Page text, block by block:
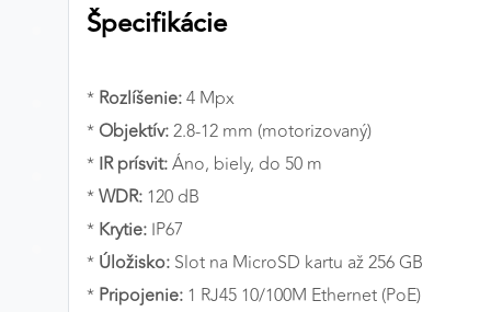
Špecifikácie
* Rozlíšenie:4 Mpx
*Objektív:2.8-12 mm (motorizovaný)
* IR prísvit:Áno, biely, do 50 m
*WDR: 120 dB
* Krytie: IP67
* Úložisko: Slot na MicroSD kartu až 256 GB
* Pripojenie: 1 RJ45 10/100M Ethernet (PoE)
relevantnú reklamu, a to na našom webe aj v
reklamných sieťach tretích strán.
Google Ads
Poskytovateľ: Google